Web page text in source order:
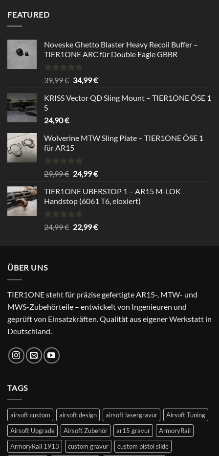
FEATURED
Noveske Ghetto Blaster Heavy Recoil Buffer –
TIER1ONE ARC für Double Eagle GBBR
Rated5.00
out of 5
39,99€ Original
was:
34,99€Current
is:
KRISS Vector QD Sling Mount – TIER1ONE ÖSE 1
S
24,90€
Wolverine MTW Sling Plate – TIER1ONE ÖSE 1
für AR15
Rated5.00
out of 5
29,99€ Original
was:
29,99 €.
24,99€Current
is:
24,99 €.
TIER1ONE UBERSTOP 1 – AR15 M-LOK
Handstop (6061 T6, eloxiert)
Rated4.67
out of 5
24,99€ Original
22,99€Current
ÜBER UNS
TIER1ONE steht für präzise gefertigte AR15-, MTW- und
MWS-Zubehörteile – entwickelt von Ingenieuren und
geprüft von Einsatzkräften. Qualität aus eigener Werkstatt in
Deutschland.
TAGS
airsoft custom airsoft design airsoft lasergravur
Airsoft Tuning
Airsoft Upgrade
Airsoft Zubehör ar15 gravur
ArmoryRail
ArmoryRail 1913
custom gravur
custom pistol slide